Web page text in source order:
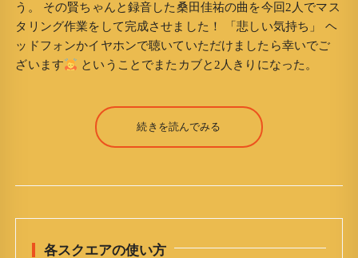
う。 その賢ちゃんと録音した桑田佳祐の曲を今回2人でマス
タリング作業をして完成させました！ 「悲しい気持ち」 ヘ
ッドフォンかイヤホンで聴いていただけましたら幸いでご
ざいます
ということでまたカブと2人きりになった。
続きを読んでみる
各スクエアの使い方